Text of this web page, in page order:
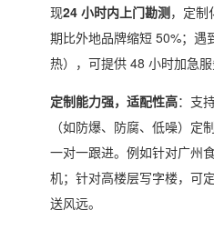
现24 小时内上门勘测，定制
期比外地品牌缩短 50%；遇
热），可提供 48 小时加急服
定制能力强，适配性高：支
（如防爆、防腐、低噪）
一对一跟进。例如针对广州
机；针对高楼层写字楼，可
送风远。